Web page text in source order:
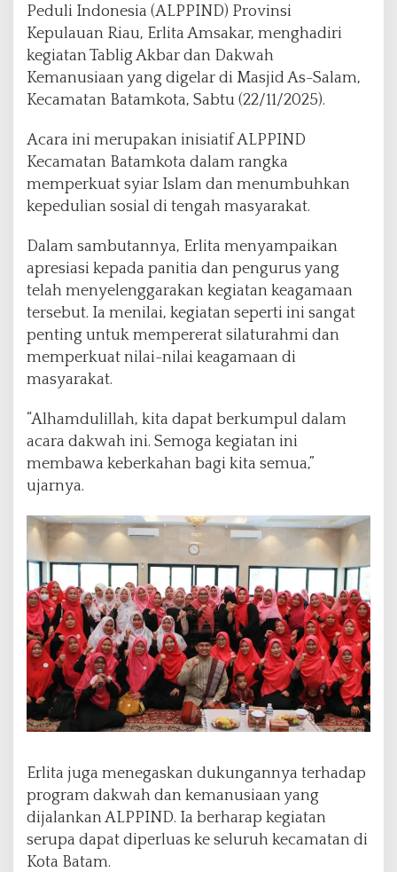
b
a
r
A
P
I
N
D
,
S
r
u
k
n
D
a
h
d
a
e
p
d
u
l
i
a
n
S
o
s
i
Peduli Indonesia (ALPPIND) Provinsi
Kepulauan Riau, Erlita Amsakar, menghadiri
kegiatan Tablig Akbar dan Dakwah
Kemanusiaan yang digelar di Masjid As-Salam,
Kecamatan Batamkota, Sabtu (22/11/2025).
Acara ini merupakan inisiatif ALPPIND
Kecamatan Batamkota dalam rangka
memperkuat syiar Islam dan menumbuhkan
kepedulian sosial di tengah masyarakat.
Dalam sambutannya, Erlita menyampaikan
apresiasi kepada panitia dan pengurus yang
telah menyelenggarakan kegiatan keagamaan
tersebut. Ia menilai, kegiatan seperti ini sangat
penting untuk mempererat silaturahmi dan
memperkuat nilai-nilai keagamaan di
masyarakat.
“Alhamdulillah, kita dapat berkumpul dalam
acara dakwah ini. Semoga kegiatan ini
membawa keberkahan bagi kita semua,”
ujarnya.
Erlita juga menegaskan dukungannya terhadap
program dakwah dan kemanusiaan yang
dijalankan ALPPIND. Ia berharap kegiatan
serupa dapat diperluas ke seluruh kecamatan di
Kota Batam.